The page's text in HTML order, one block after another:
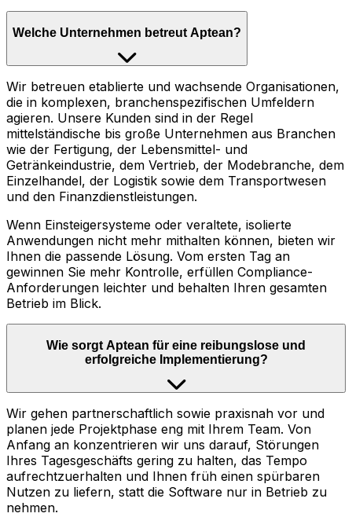
Welche Unternehmen betreut Aptean?
Wir betreuen etablierte und wachsende Organisationen,
die in komplexen, branchenspezifischen Umfeldern
agieren. Unsere Kunden sind in der Regel
mittelständische bis große Unternehmen aus Branchen
wie der Fertigung, der Lebensmittel- und
Getränkeindustrie, dem Vertrieb, der Modebranche, dem
Einzelhandel, der Logistik sowie dem Transportwesen
und den Finanzdienstleistungen.
Wenn Einsteigersysteme oder veraltete, isolierte
Anwendungen nicht mehr mithalten können, bieten wir
Ihnen die passende Lösung. Vom ersten Tag an
gewinnen Sie mehr Kontrolle, erfüllen Compliance-
Anforderungen leichter und behalten Ihren gesamten
Betrieb im Blick.
Wie sorgt Aptean für eine reibungslose und
erfolgreiche Implementierung?
Wir gehen partnerschaftlich sowie praxisnah vor und
planen jede Projektphase eng mit Ihrem Team. Von
Anfang an konzentrieren wir uns darauf, Störungen
Ihres Tagesgeschäfts gering zu halten, das Tempo
aufrechtzuerhalten und Ihnen früh einen spürbaren
Nutzen zu liefern, statt die Software nur in Betrieb zu
nehmen.